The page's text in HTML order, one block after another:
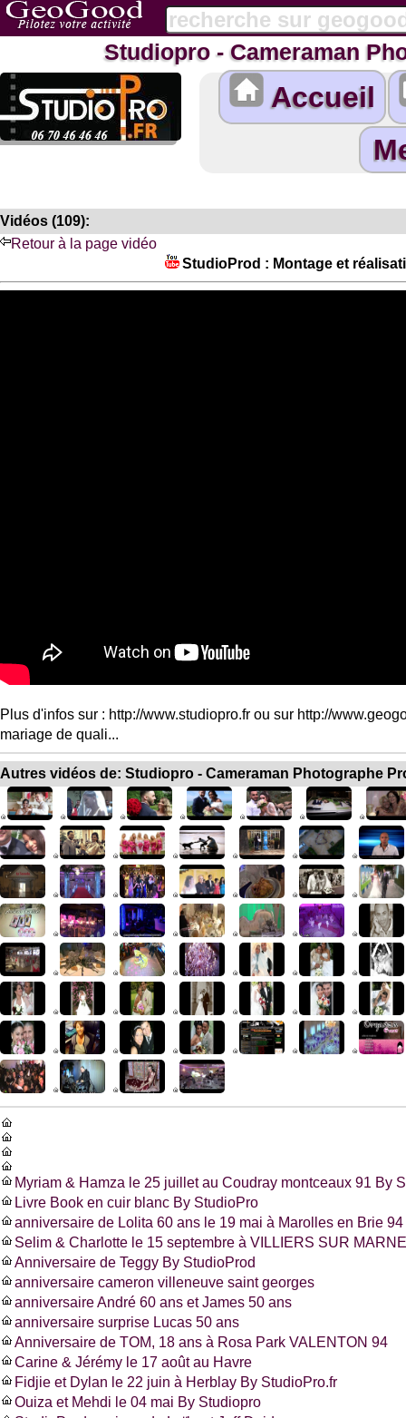
Studiopro - Cameraman
Accueil
Vidéos (109):
Retour à la page vidéo
StudioProd : Montage et
Plus d'infos sur : http://www.studiopro.fr ou sur http://
mariage de quali...
Autres vidéos de: Studiopro - Cameraman Photographe
Myriam & Hamza le 25 juillet au Coudray montceaux 91 By
Livre Book en cuir blanc By StudioPro
anniversaire de Lolita 60 ans le 19 mai à Marolles en Brie 94
Selim & Charlotte le 15 septembre à VILLIERS SUR
Anniversaire de Teggy By StudioProd
anniversaire cameron villeneuve saint georges
anniversaire André 60 ans et James 50 ans
anniversaire surprise Lucas 50 ans
Anniversaire de TOM, 18 ans à Rosa Park VALENTON 94
Carine & Jérémy le 17 août au Havre
Fidjie et Dylan le 22 juin à Herblay By StudioPro.fr
Ouiza et Mehdi le 04 mai By Studiopro